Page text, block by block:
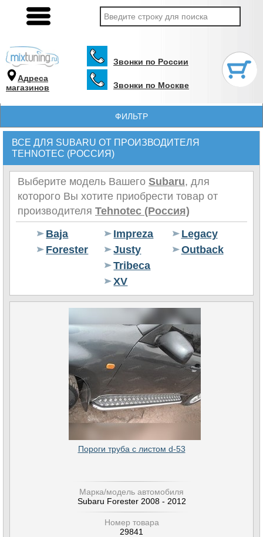
Адреса
магазинов
Звонки по России
Звонки по Москве
ФИЛЬТР
ВСЕ ДЛЯ SUBARU ОТ ПРОИЗВОДИТЕЛЯ
TEHNOTEC (РОССИЯ)
Выберите модель Вашего Subaru, для
которого Вы хотите приобрести товар от
производителя Tehnotec (Россия)
Baja
Forester
Impreza
Justy
Legacy
Outback
Tribeca
XV
Пороги труба с листом d-53
Марка/модель автомобиля
Subaru Forester 2008 - 2012
Номер товара
29841